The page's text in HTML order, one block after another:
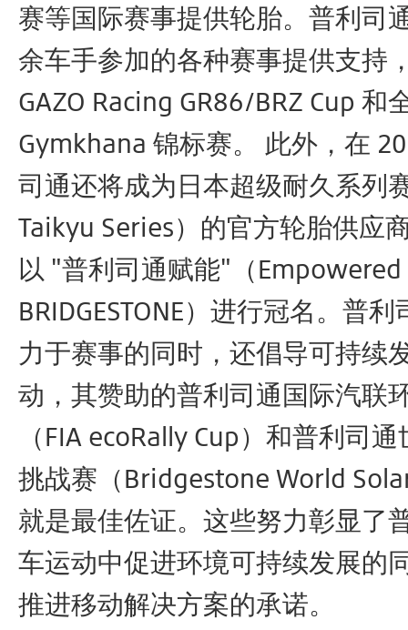
赛等国际赛事提供轮胎。普利司
余车手参加的各种赛事提供支持
GAZO Racing GR86/BRZ Cup 和
Gymkhana 锦标赛。 此外，在
司通还将成为日本超级耐久系列
Taikyu Series）的官方轮胎供应
以 "普利司通赋能"（
BRIDGESTONE）进行冠名。普
力于赛事的同时，还倡导可持续
动，其赞助的普利司通国际汽联
（FIA ecoRally Cup）和普利司
挑战赛（Bridgestone World
就是最佳佐证。这些努力彰显了
车运动中促进环境可持续发展的
推进移动解决方案的承诺。